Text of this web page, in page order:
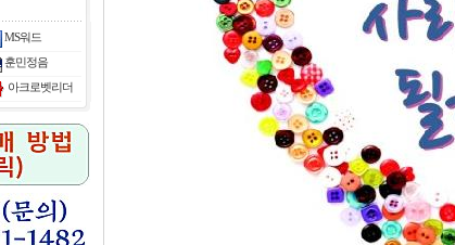
MS워드
훈민정음
아크로벳리더